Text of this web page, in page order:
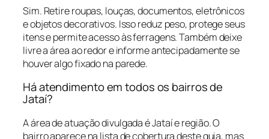
Sim. Retire roupas, louças, documentos, eletrônicos
e objetos decorativos. Isso reduz peso, protege seus
itens e permite acesso às ferragens. Também deixe
livre a área ao redor e informe antecipadamente se
houver algo fixado na parede.
Há atendimento em todos os bairros de
Jataí?
A área de atuação divulgada é Jataí e região. O
bairro aparece na lista de cobertura deste guia, mas